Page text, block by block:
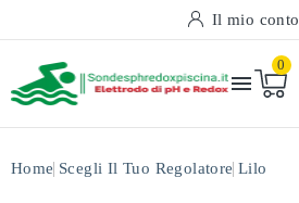
Il mio conto

0
Home Scegli Il Tuo Regolatore Lilo